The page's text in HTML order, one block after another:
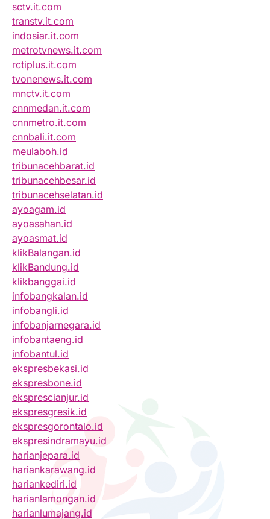
sctv.it.com
transtv.it.com
indosiar.it.com
metrotvnews.it.com
rctiplus.it.com
tvonenews.it.com
mnctv.it.com
cnnmedan.it.com
cnnmetro.it.com
cnnbali.it.com
meulaboh.id
tribunacehbarat.id
tribunacehbesar.id
tribunacehselatan.id
ayoagam.id
ayoasahan.id
ayoasmat.id
klikBalangan.id
klikBandung.id
klikbanggai.id
infobangkalan.id
infobangli.id
infobanjarnegara.id
infobantaeng.id
infobantul.id
ekspresbekasi.id
ekspresbone.id
eksprescianjur.id
ekspresgresik.id
ekspresgorontalo.id
ekspresindramayu.id
harianjepara.id
hariankarawang.id
hariankediri.id
harianlamongan.id
harianlumajang.id